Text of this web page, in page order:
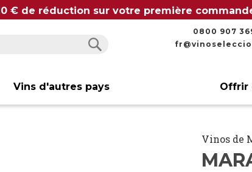
€ de réduction sur votre première
0800 907
Vins d'autres pays Offrir
Vinos de